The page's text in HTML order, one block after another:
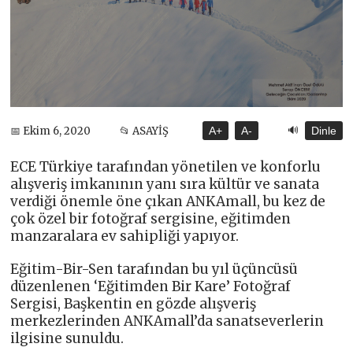
📅 Ekim 6, 2020 📂 ASAYİŞ A+ A- 🔊 Dinle
ECE Türkiye tarafından yönetilen ve konforlu
alışveriş imkanının yanı sıra kültür ve sanata
verdiği önemle öne çıkan ANKAmall, bu kez de
çok özel bir fotoğraf sergisine, eğitimden
manzaralara ev sahipliği yapıyor.
Eğitim-Bir-Sen tarafından bu yıl üçüncüsü
düzenlenen ‘Eğitimden Bir Kare’ Fotoğraf
Sergisi, Başkentin en gözde alışveriş
merkezlerinden ANKAmall’da sanatseverlerin
ilgisine sunuldu.